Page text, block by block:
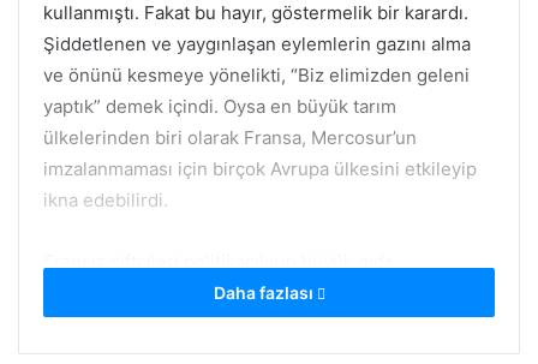
kullanmıştı. Fakat bu hayır, göstermelik bir karardı.
Şiddetlenen ve yaygınlaşan eylemlerin gazını alma
ve önünü kesmeye yönelikti, “Biz elimizden geleni
yaptık” demek içindi. Oysa en büyük tarım
ülkelerinden biri olarak Fransa, Mercosur’un
imzalanmaması için birçok Avrupa ülkesini etkileyip
ikna edebilirdi.
tekkellerinin sözcüsü olduklarını çok iyi biliyor. Bu
nedenledir ki aylardır Fransa’nın birçok yerinde
yağmur, kar soğuk, polis engelleri ve en son
Daha fazlası